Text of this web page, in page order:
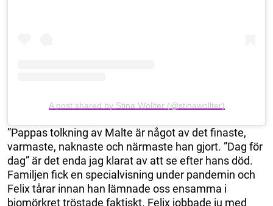
A post shared by Stina Wollter (@stinawollter)
”Pappas tolkning av Malte är något av det finaste,
varmaste, naknaste och närmaste han gjort. ”Dag för
dag” är det enda jag klarat av att se efter hans död.
Familjen fick en specialvisning under pandemin och
Felix tårar innan han lämnade oss ensamma i
biomörkret tröstade faktiskt. Felix jobbade ju med